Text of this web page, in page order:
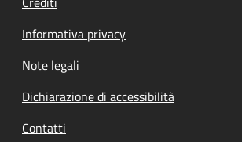
Informativa privacy
Note legali
Dichiarazione di accessibilità
Contatti